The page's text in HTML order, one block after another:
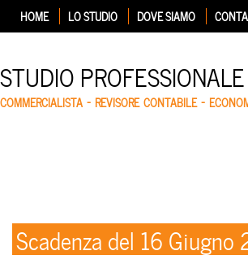
HOME LO STUDIO DOVE SIAMO
STUDIO
COMMERCIALISTA – REVISORE CONTABILE –
Scadenza del 16 Giugno